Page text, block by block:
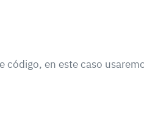
código, en este caso